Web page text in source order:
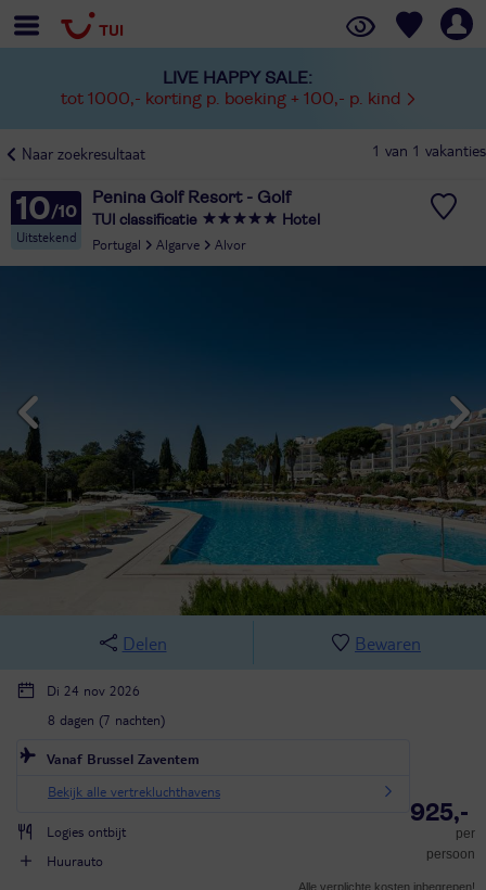
LIVE HAPPY SALE:
tot 1000,- korting p. boeking + 100,- p. kind
Naar zoekresultaat 1 van 1 vakanties
10
Uitstekend
Penina Golf Resort - Golf
TUI classificatie Hotel
Portugal Algarve Alvor
Delen Bewaren
Di 24 nov 2026
8 dagen (7 nachten)
Vanaf Brussel Zaventem
Bekijk alle vertrekluchthavens
Logies ontbijt
Huurauto
925,-
per
persoon
Alle verplichte kosten inbegrepen!